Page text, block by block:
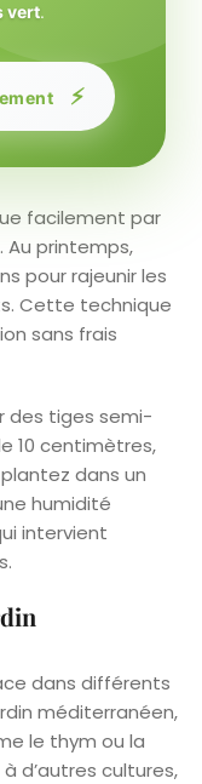
vert.
⚡
facilement par
printemps,
pour rajeunir les
Cette technique
sans frais
des tiges semi-
10 centimètres,
dans un
humidité
intervient
dans différents
méditerranéen,
le thym ou la
d’autres cultures,